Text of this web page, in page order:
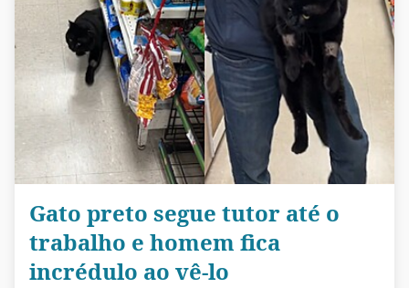
Gato preto segue tutor até o
trabalho e homem fica
incrédulo ao vê-lo